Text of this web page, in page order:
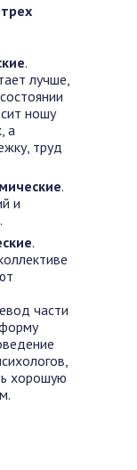
.
лучше,
ношу
а
труд
.
и
.
части
хорошую